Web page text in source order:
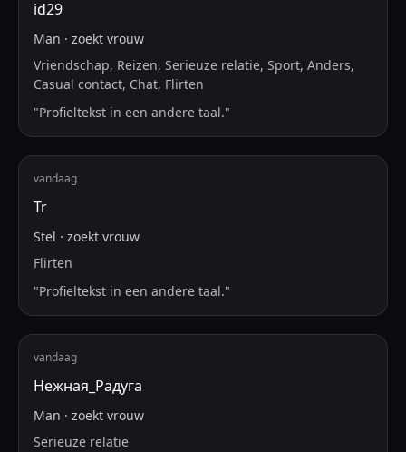
id29
Man · zoekt vrouw
Vriendschap, Reizen, Serieuze relatie, Sport, Anders,
Casual contact, Chat, Flirten
"Profieltekst in een andere taal."
vandaag
Tr
Stel · zoekt vrouw
Flirten
"Profieltekst in een andere taal."
vandaag
Нежная_Радуга
Man · zoekt vrouw
Serieuze relatie